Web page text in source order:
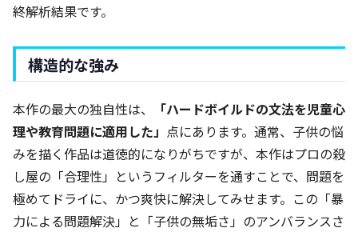
終解析結果です。
構造的な強み
本作の最大の独自性は、
「ハードボイルドの文法を児童心
理や教育問題に適用した」 点にあります。通常、子供の悩
みを描く作品は道徳的になりがちですが、本作はプロの殺
し屋の「合理性」というフィルターを通すことで、問題を
極めてドライに、かつ爽快に解決してみせます。この「暴
力による問題解決」と「子供の無垢さ」のアンバランスさ